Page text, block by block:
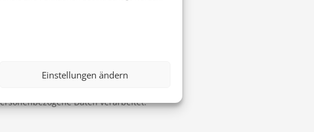
Einstellungen ändern
Daten verarbeitet.